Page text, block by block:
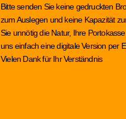
Bitte senden Sie keine gedruckten
zum Auslegen und keine Kapazität
Sie unnötig die Natur, Ihre
uns einfach eine digitale Version per
Vielen Dank für Ihr Verständnis